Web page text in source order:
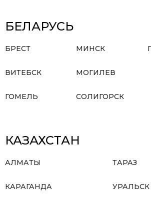
БЕЛАРУСЬ
БРЕСТ
ВИТЕБСК
ГОМЕЛЬ
МИНСК
МОГИЛЕВ
СОЛИГОРСК
КАЗАХСТАН
АЛМАТЫ
КАРАГАНДА
ТАРАЗ
УРАЛЬСК